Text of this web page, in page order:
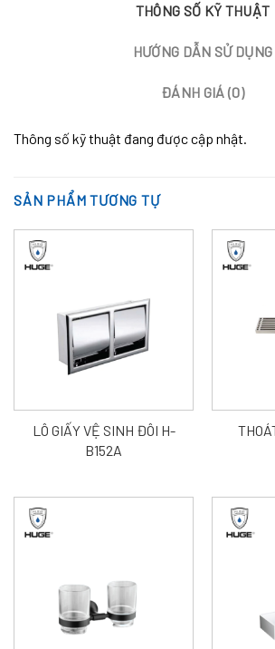
THÔNG SỐ KỸ THUẬT
HƯỚNG DẪN SỬ DỤNG
ĐÁNH GIÁ (0)
Thông số kỹ thuật đang được cập nhật.
SẢN PHẨM TƯƠNG TỰ
LÔ GIẤY VỆ SINH ĐÔI H-
B152A